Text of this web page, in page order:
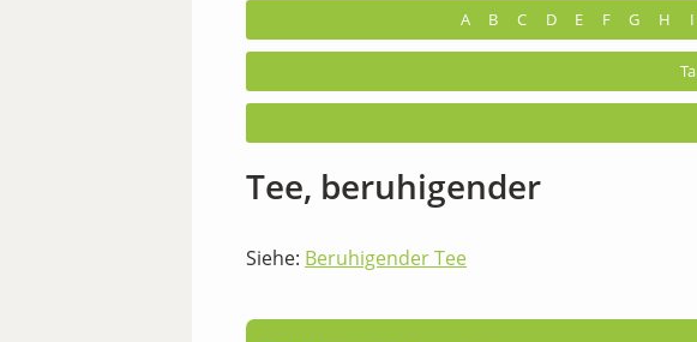
A B C D E F G H I
Ta
Tee, beruhigender
Siehe: Beruhigender Tee